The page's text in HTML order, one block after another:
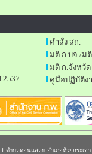
คำสั่ง สถ.
มติ ก.บจ./ม
มติ ก.จังหวัด
คู่มือปฏิบัติง
ตำบลดอนแสลบ อำเภอห้วยกระเจ